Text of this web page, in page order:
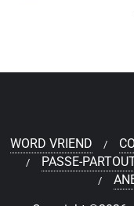
WORD VRIEND
PASSE-